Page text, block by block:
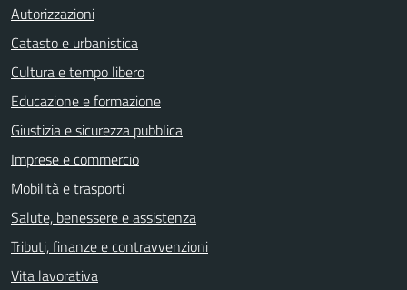
Autorizzazioni
Catasto e urbanistica
Cultura e tempo libero
Educazione e formazione
Giustizia e sicurezza pubblica
Imprese e commercio
Mobilità e trasporti
Salute, benessere e assistenza
Tributi, finanze e contravvenzioni
Vita lavorativa